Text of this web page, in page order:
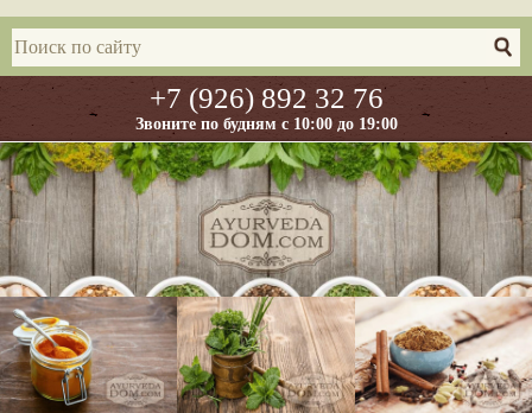
+7 (926) 892 32 76
Звоните по будням с 10:00 до 19:00